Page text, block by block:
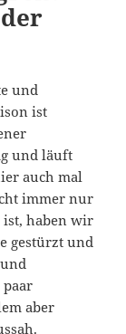
und
ist
und läuft
auch mal
immer nur
ist, haben wir
gestürzt und
aber